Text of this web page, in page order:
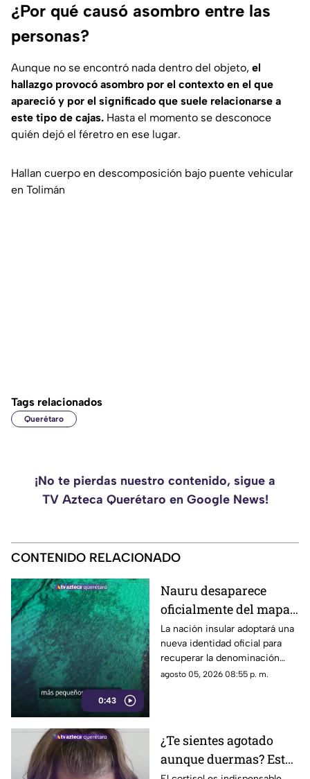
¿Por qué causó asombro entre las
personas?
Aunque no se encontró nada dentro del objeto, el
hallazgo provocó asombro por el contexto en el que
apareció y por el significado que suele relacionarse a
este tipo de cajas. Hasta el momento se desconoce
quién dejó el féretro en ese lugar.
Hallan cuerpo en descomposición bajo puente vehicular
en Tolimán
Tags relacionados
Querétaro
¡No te pierdas nuestro contenido, sigue a
TV Azteca Querétaro en Google News!
CONTENIDO RELACIONADO
0:43
Nauru desaparece
oficialmente del mapa:
el pequeño país cambia
de nombre
La nación insular adoptará una
nueva identidad oficial para
recuperar la denominación
utilizada por sus propios
agosto 05, 2026 08:55 p. m.
¿Te sientes agotado
aunque duermas? Estos